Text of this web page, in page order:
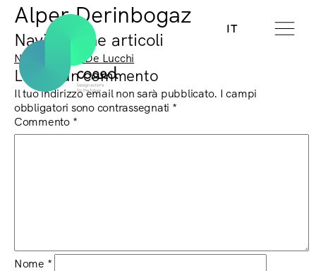
IT
Alper Derinbogaz
Navigazione articoli
Next: Michele De Lucchi
Lascia un commento
Il tuo indirizzo email non sarà pubblicato. I campi
obbligatori sono contrassegnati *
Commento *
Nome *